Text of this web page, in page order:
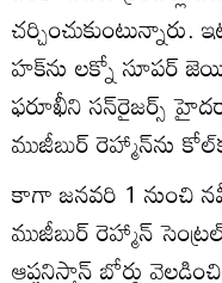
హక్‌ను లక్నో సూపర్
ఫరూఖీని సన్‌రైజర్స్
ముజీబుర్ రెహ్మాన్‌ను
కాగా జనవరి 1 నుంచి
ముజీబుర్ రెహ్మాన్
ఆప్ఘనిస్తాన్ బోర్డు